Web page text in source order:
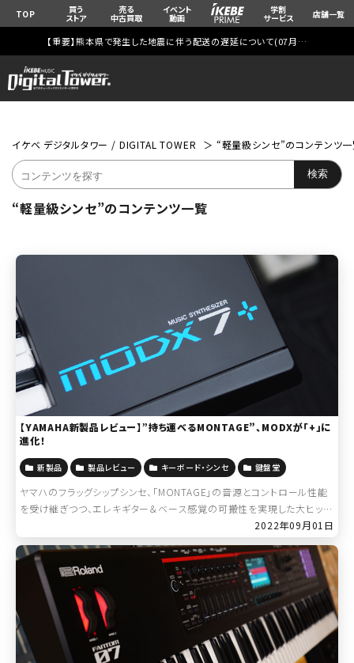
TOP 買う
ストア
売る
中古買取
イベント
動画
学割
サービス 店舗一覧
【重要】熊本県で発生した地震に伴う配送の遅延について(07月29日
イケベ デジタルタワー / DIGITAL TOWER “軽量級シンセ”のコンテンツ
“軽量級シンセ”のコンテンツ一覧
【YAMAHA新製品レビュー】”持ち運べるMONTAGE”、MODXが「+」に
進化！
新製品 製品レビュー キーボード・シンセ 鍵盤堂
ヤマハのフラッグシップシンセ、「MONTAGE」の音源とコントロール性能
を受け継ぎつつ、エレキギター＆ベース感覚の可搬性を実現した大ヒット
作「YAMAHA MODX」シリーズ。 発売以来、度重なるアップデートで更に
完成度 […]
2022年09月01日